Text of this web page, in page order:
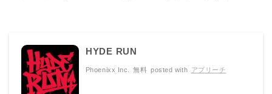
HYDE RUN
Phoenixx Inc. 無料 posted with アプリーチ